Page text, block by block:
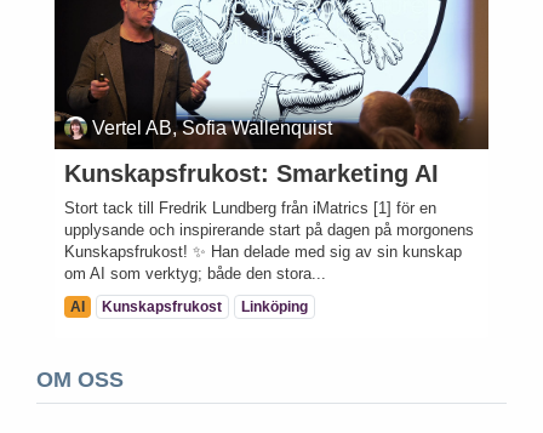
Vertel AB, Sofia Wallenquist
Kunskapsfrukost: Smarketing AI
Stort tack till Fredrik Lundberg från iMatrics [1] för en
upplysande och inspirerande start på dagen på morgonens
Kunskapsfrukost! ✨ Han delade med sig av sin kunskap
om AI som verktyg; både den stora...
AI Kunskapsfrukost Linköping
OM OSS